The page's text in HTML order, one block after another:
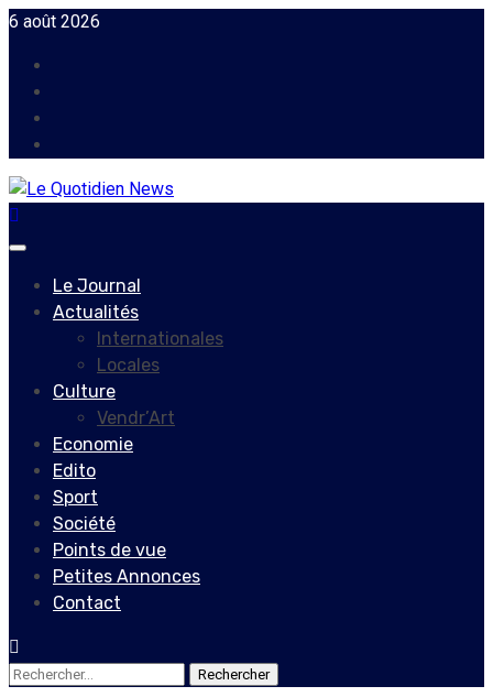
Skip
content
6 août 2026
Primary
Le Journal
Actualités
Internationales
Locales
Culture
Vendr’Art
Economie
Edito
Sport
Société
Points de vue
Petites Annonces
Contact
Rechercher :